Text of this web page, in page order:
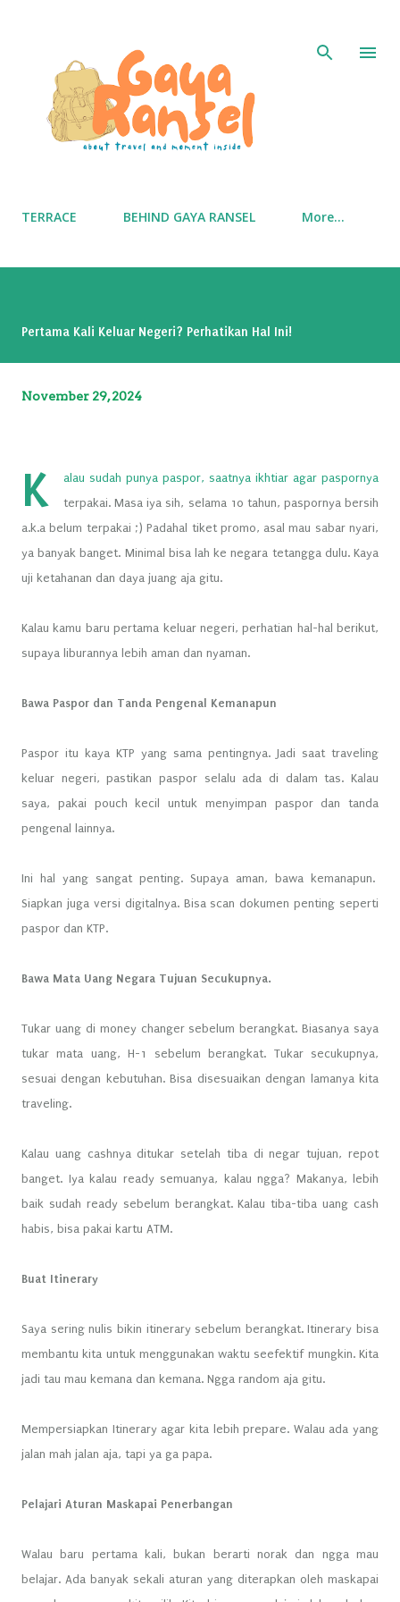
TERRACE BEHIND GAYA RANSEL More…
Pertama Kali Keluar Negeri? Perhatikan Hal Ini!
November 29, 2024
K
alau sudah punya paspor, saatnya ikhtiar agar paspornya
terpakai. Masa iya sih, selama 10 tahun, paspornya bersih
a.k.a belum terpakai ;) Padahal tiket promo, asal mau sabar nyari,
ya banyak banget. Minimal bisa lah ke negara tetangga dulu. Kaya
uji ketahanan dan daya juang aja gitu.
Kalau kamu baru pertama keluar negeri, perhatian hal-hal berikut,
supaya liburannya lebih aman dan nyaman.
Bawa Paspor dan Tanda Pengenal Kemanapun
Paspor itu kaya KTP yang sama pentingnya. Jadi saat traveling
keluar negeri, pastikan paspor selalu ada di dalam tas. Kalau
saya, pakai pouch kecil untuk menyimpan paspor dan tanda
pengenal lainnya.
Ini hal yang sangat penting. Supaya aman, bawa kemanapun.
Siapkan juga versi digitalnya. Bisa scan dokumen penting seperti
paspor dan KTP.
Bawa Mata Uang Negara Tujuan Secukupnya.
Tukar uang di money changer sebelum berangkat. Biasanya saya
tukar mata uang, H-1 sebelum berangkat. Tukar secukupnya,
sesuai dengan kebutuhan. Bisa disesuaikan dengan lamanya kita
traveling.
Kalau uang cashnya ditukar setelah tiba di negar tujuan, repot
banget. Iya kalau ready semuanya, kalau ngga? Makanya, lebih
baik sudah ready sebelum berangkat. Kalau tiba-tiba uang cash
habis, bisa pakai kartu ATM.
Buat Itinerary
Saya sering nulis bikin itinerary sebelum berangkat. Itinerary bisa
membantu kita untuk menggunakan waktu seefektif mungkin. Kita
jadi tau mau kemana dan kemana. Ngga random aja gitu.
Mempersiapkan Itinerary agar kita lebih prepare. Walau ada yang
jalan mah jalan aja, tapi ya ga papa.
Pelajari Aturan Maskapai Penerbangan
Walau baru pertama kali, bukan berarti norak dan ngga mau
belajar. Ada banyak sekali aturan yang diterapkan oleh maskapai